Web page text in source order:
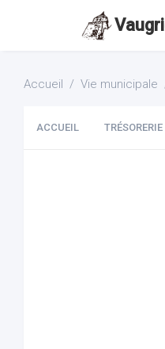
Accueil Vie municipale
ACCUEIL TRÉSORERIE